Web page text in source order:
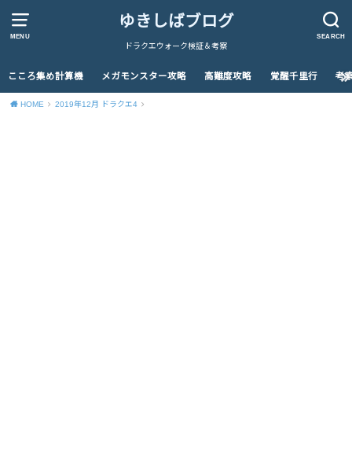
MENU SEARCH
ゆきしばブログ
ドラクエウォーク検証＆考察
こころ集め計算機 メガモンスター攻略 高難度攻略 覚醒千里行 考
HOME 2019年12月 ドラクエ4